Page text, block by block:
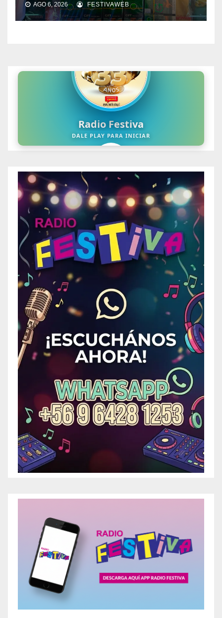
AGO 6, 2026 FESTIVAWEB